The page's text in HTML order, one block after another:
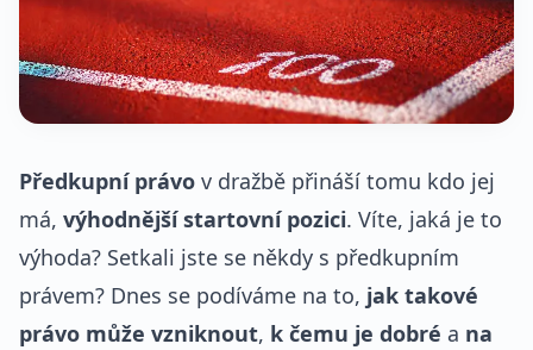
Předkupní právo v dražbě přináší tomu kdo jej
má, výhodnější startovní pozici. Víte, jaká je to
výhoda? Setkali jste se někdy s předkupním
právem? Dnes se podíváme na to, jak takové
právo může vzniknout, k čemu je dobré a na